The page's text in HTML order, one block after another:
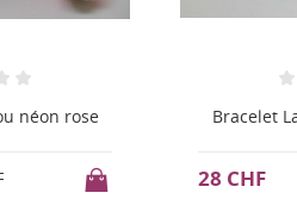
turquoise Bracelet
25 CHF